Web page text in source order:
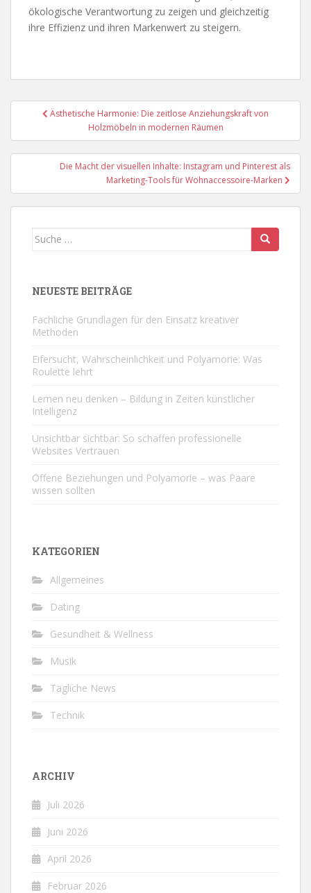
ökologische Verantwortung zu zeigen und gleichzeitig
ihre Effizienz und ihren Markenwert zu steigern.
Beitragsnavigation
Ästhetische Harmonie: Die zeitlose Anziehungskraft von
Holzmöbeln in modernen Räumen
Die Macht der visuellen Inhalte: Instagram und Pinterest als
Marketing-Tools für Wohnaccessoire-Marken
Suche
NEUESTE BEITRÄGE
Fachliche Grundlagen für den Einsatz kreativer
Methoden
Eifersucht, Wahrscheinlichkeit und Polyamorie: Was
Roulette lehrt
Lernen neu denken – Bildung in Zeiten künstlicher
Intelligenz
Unsichtbar sichtbar: So schaffen professionelle
Websites Vertrauen
Offene Beziehungen und Polyamorie – was Paare
wissen sollten
KATEGORIEN
Allgemeines
Dating
Gesundheit & Wellness
Musik
Tägliche News
Technik
ARCHIV
Juli 2026
Juni 2026
April 2026
Februar 2026